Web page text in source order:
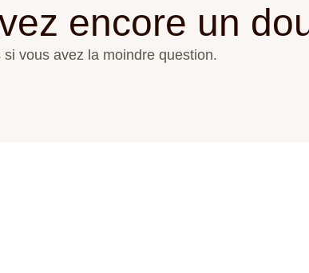
encore un
si vous avez la moindre question.